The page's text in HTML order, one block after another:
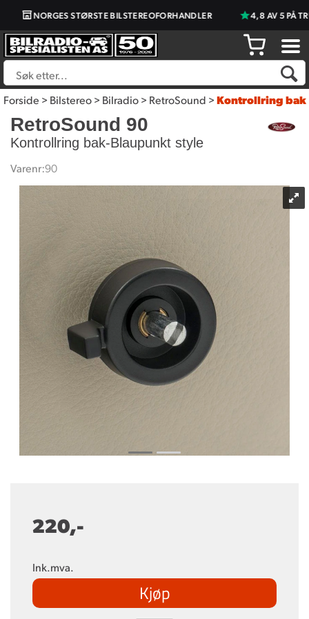
NORGES STØRSTE BILSTEREOFORHANDLER 4,8 AV 5 PÅ
Forside>Bilstereo>Bilradio>RetroSound>Kontrollring bak
RetroSound 90
Kontrollring bak-Blaupunkt style
Varenr:90
220,-
Ink.mva.
Kjøp